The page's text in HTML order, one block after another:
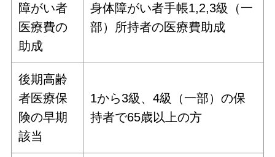
障がい者
医療費の
助成
身体障がい者手帳1,2,3級（一
部）所持者の医療費助成
後期高齢
者医療保
険の早期
該当
1から3級、4級（一部）の保
持者で65歳以上の方